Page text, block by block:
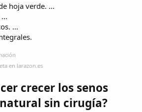
hoja verde. ...
...
en larazon.es
crecer los senos
sin cirugía?